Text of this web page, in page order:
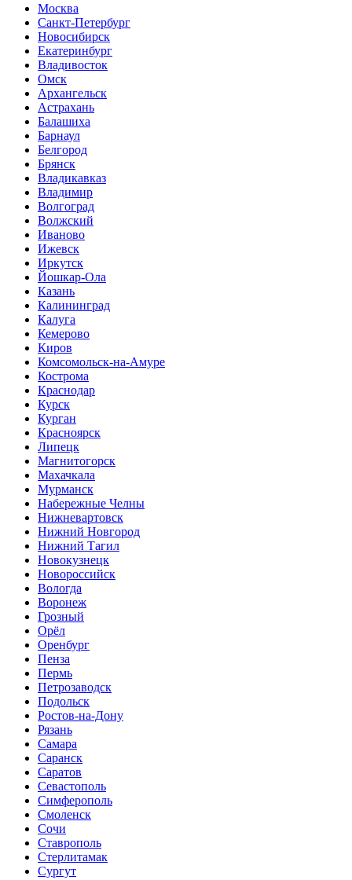
Москва
Санкт-Петербург
Новосибирск
Екатеринбург
Владивосток
Омск
Архангельск
Астрахань
Балашиха
Барнаул
Белгород
Брянск
Владикавказ
Владимир
Волгоград
Волжский
Иваново
Ижевск
Иркутск
Йошкар-Ола
Казань
Калининград
Калуга
Кемерово
Киров
Комсомольск-на-Амуре
Кострома
Краснодар
Курск
Курган
Красноярск
Липецк
Магнитогорск
Махачкала
Мурманск
Набережные Челны
Нижневартовск
Нижний Новгород
Нижний Тагил
Новокузнецк
Новороссийск
Вологда
Воронеж
Грозный
Орёл
Оренбург
Пенза
Пермь
Петрозаводск
Подольск
Ростов-на-Дону
Рязань
Самара
Саранск
Саратов
Севастополь
Симферополь
Смоленск
Сочи
Ставрополь
Стерлитамак
Сургут